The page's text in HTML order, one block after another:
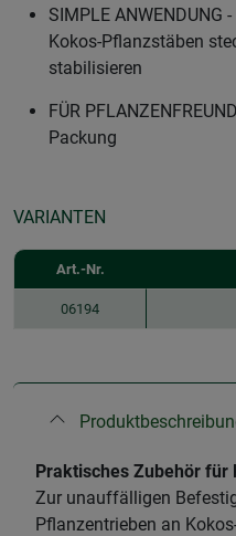
SIMPLE
Kokos-Pflanzstäben
stabilisieren
FÜR
Packung
VARIANTEN
Art.-Nr.
06194
Praktisches Zubehör für
Zur unauffälligen
Pflanzentrieben an